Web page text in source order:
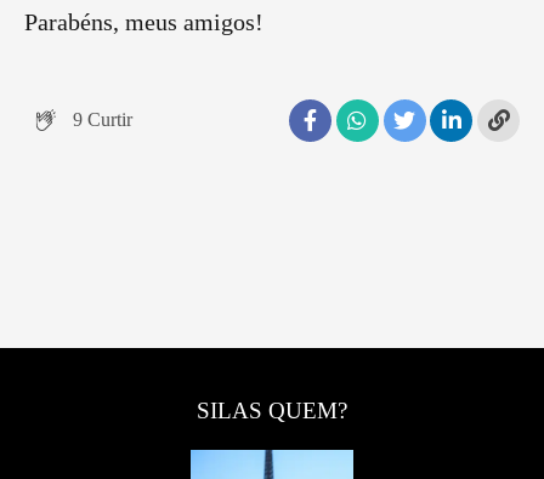
Parabéns, meus amigos!
9 Curtir
SILAS QUEM?